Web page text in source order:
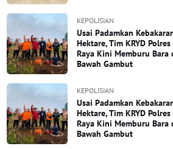
KEPOLISIAN
Usai Padamkan
Hektare, Tim KRYD
Raya Kini Memburu Bara
Bawah Gambut
KEPOLISIAN
Usai Padamkan
Hektare, Tim KRYD
Raya Kini Memburu Bara
Bawah Gambut